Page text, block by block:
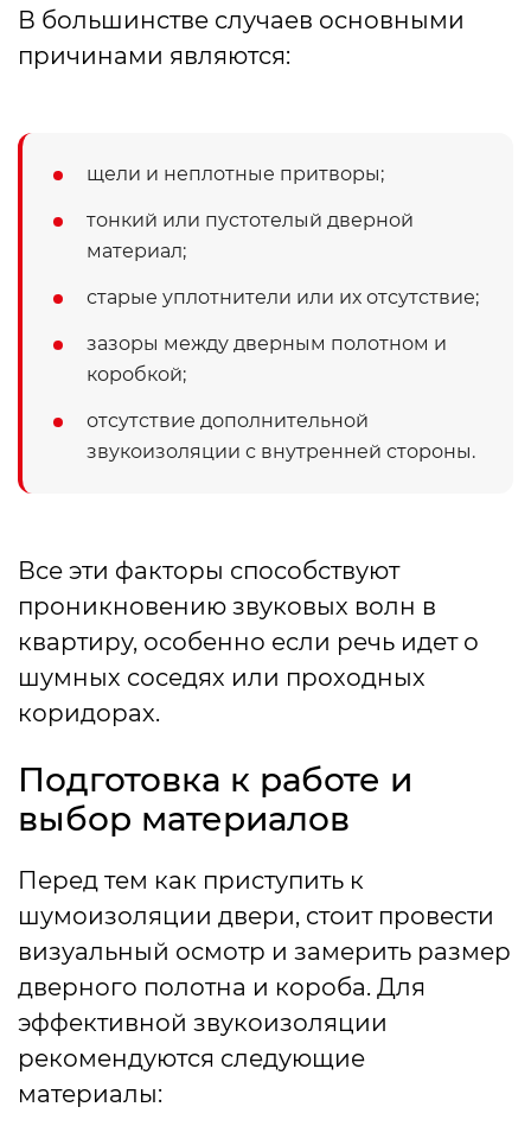
В большинстве случаев основными
причинами являются:
щели и неплотные притворы;
тонкий или пустотелый дверной
материал;
старые уплотнители или их отсутствие;
зазоры между дверным полотном и
коробкой;
отсутствие дополнительной
звукоизоляции с внутренней стороны.
Все эти факторы способствуют
проникновению звуковых волн в
квартиру, особенно если речь идет о
шумных соседях или проходных
коридорах.
Подготовка к работе и
выбор материалов
Перед тем как приступить к
шумоизоляции двери, стоит провести
визуальный осмотр и замерить размер
дверного полотна и короба. Для
эффективной звукоизоляции
рекомендуются следующие
материалы: